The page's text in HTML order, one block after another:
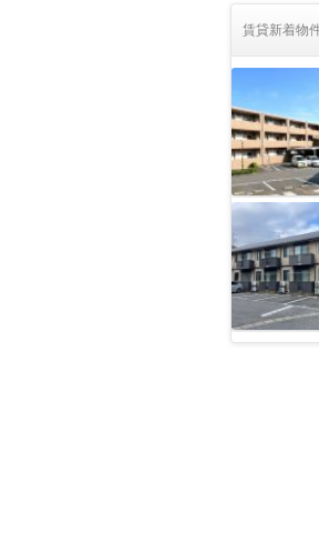
賃貸新着物